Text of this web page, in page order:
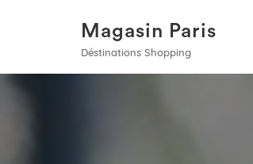
Magasin Paris
Déstinations Shopping